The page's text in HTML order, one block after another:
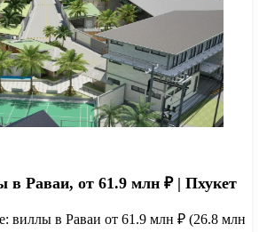
Раваи, от 61.9 млн ₽ | Пхукет
виллы в Раваи от 61.9 млн ₽ (26.8 млн